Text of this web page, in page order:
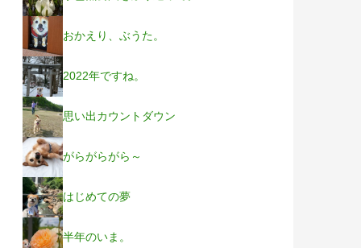
おかえり、ぶうた。
2022年ですね。
思い出カウントダウン
がらがらがら～
はじめての夢
半年のいま。